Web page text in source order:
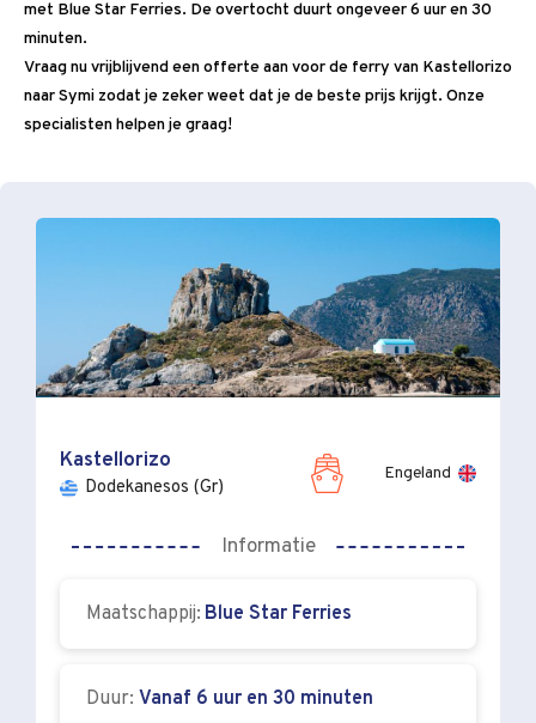
Kastellorizo
Dodekanesos (Gr)
Engeland
Informatie
Maatschappij: Blue Star Ferries
Duur: Vanaf 6 uur en 30 minuten
met Blue Star Ferries. De overtocht duurt ongeveer 6 uur en 30
minuten.
Vraag nu vrijblijvend een offerte aan voor de ferry van Kastellorizo
naar Symi zodat je zeker weet dat je de beste prijs krijgt. Onze
specialisten helpen je graag!